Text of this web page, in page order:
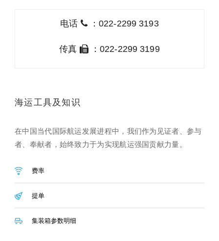
电话 ：022-2299 3193
传真 ：022-2299 3199
海运工具及知识
在中国当代国际航运发展进程中，我们作为见证者、参与
者、奉献者，始终致力于为实现航运强国贡献力量。
费率
提单
集装箱参数明细